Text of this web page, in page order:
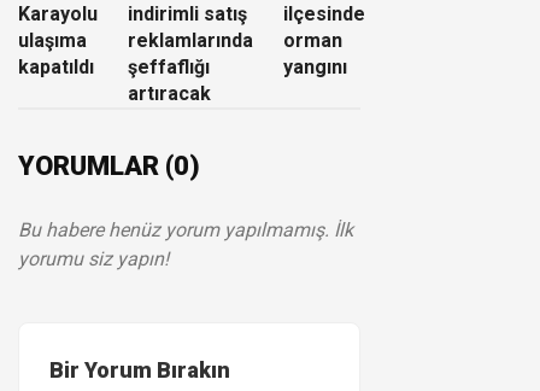
Karayolu
ulaşıma
kapatıldı
indirimli satış
reklamlarında
şeffaflığı
artıracak
ilçesinde
orman
yangını
YORUMLAR (0)
Bu habere henüz yorum yapılmamış. İlk
yorumu siz yapın!
Bir Yorum Bırakın